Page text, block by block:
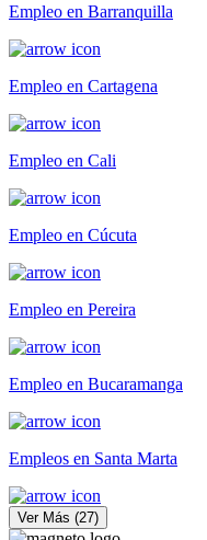
Empleo en Barranquilla
Empleo en Cartagena
Empleo en Cali
Empleo en Cúcuta
Empleo en Pereira
Empleo en Bucaramanga
Empleos en Santa Marta
Ver Más (27)